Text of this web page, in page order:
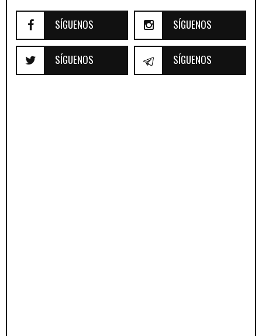
SÍGUENOS SÍGUENOS
SÍGUENOS SÍGUENOS